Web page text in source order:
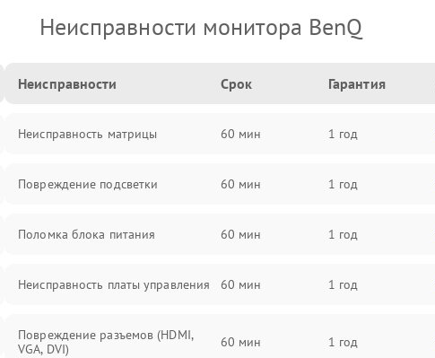
Неисправности монитора BenQ
Неисправности Срок Гарантия
Неисправность матрицы 60 мин 1 год
Повреждение подсветки 60 мин 1 год
Поломка блока питания 60 мин 1 год
Неисправность платы управления 60 мин 1 год
Повреждение разъемов (HDMI,
VGA, DVI)
60 мин 1 год